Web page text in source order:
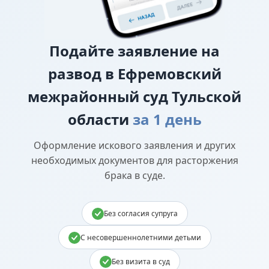
Подайте заявление на
развод в Ефремовский
межрайонный суд Тульской
области за 1 день
Оформление искового заявления и других
необходимых документов для расторжения
брака в суде.
Без согласия супруга
С несовершеннолетними детьми
Без визита в суд